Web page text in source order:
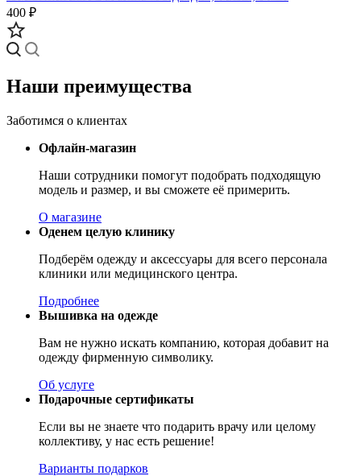
400 ₽
Наши преимущества
Заботимся о клиентах
Офлайн-магазин
Наши сотрудники помогут подобрать подходящую
модель и размер, и вы сможете её примерить.
О магазине
Оденем целую клинику
Подберём одежду и аксессуары для всего персонала
клиники или медицинского центра.
Подробнее
Вышивка на одежде
Вам не нужно искать компанию, которая добавит на
одежду фирменную символику.
Об услуге
Подарочные сертификаты
Если вы не знаете что подарить врачу или целому
коллективу, у нас есть решение!
Варианты подарков